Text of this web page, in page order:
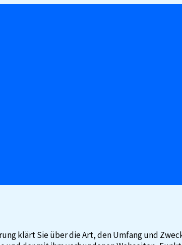
klärt Sie über die Art, den Umfang und